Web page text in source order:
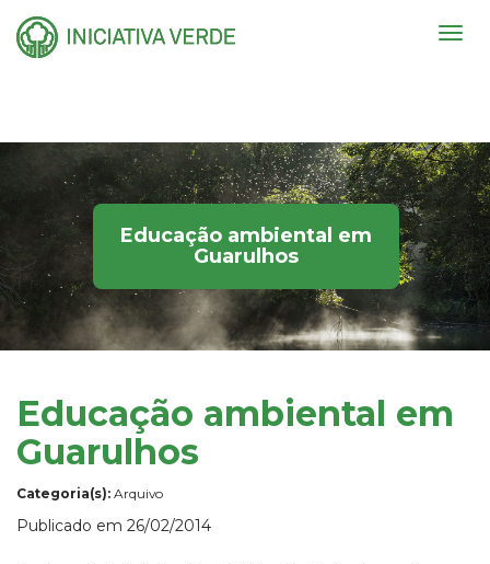
Educação ambiental em
Guarulhos
Educação ambiental em
Guarulhos
Categoria(s): Arquivo
Publicado em 26/02/2014